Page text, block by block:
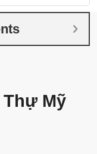
Thự Mỹ